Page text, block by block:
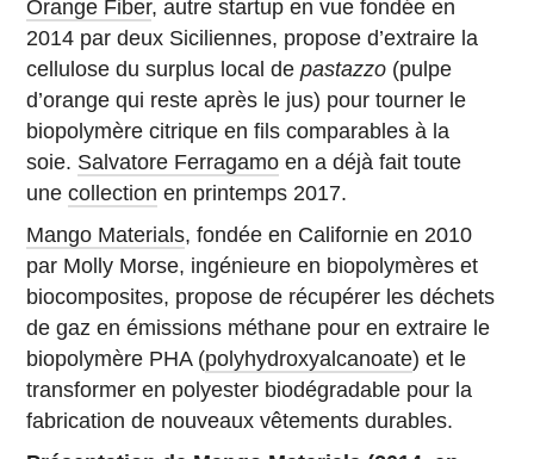
Orange Fiber, autre startup en vue fondée en
2014 par deux Siciliennes, propose d’extraire la
cellulose du surplus local depastazzo (pulpe
d’orange qui reste après le jus) pour tourner le
biopolymère citrique en fils comparables à la
soie. Salvatore Ferragamo en a déjà fait toute
unecollection en printemps 2017.
Mango Materials, fondée en Californie en 2010
par Molly Morse, ingénieure en biopolymères et
biocomposites, propose de récupérer les déchets
de gaz en émissions méthane pour en extraire le
biopolymère PHA (polyhydroxyalcanoate) et le
transformer en polyester biodégradable pour la
fabrication de nouveaux vêtements durables.